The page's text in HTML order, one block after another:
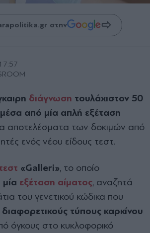
στην
διάγνωση τουλάχιστον 50
μέσα από μία απλή εξέταση
αποτελέσματα των δοκιμών από
ενός νέου είδους τεστ.
«Galleri», το οποίο
μία εξέταση αίματος, αναζητά
του γενετικού κώδικα που
διαφορετικούς τύπους καρκίνου
όγκους στο κυκλοφορικό